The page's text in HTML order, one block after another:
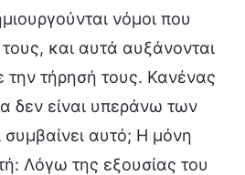
νόμοι που
και αυτά αυξάνονται
την τήρησή τους. Κανένας
δεν είναι υπεράνω των
αυτό; Η μόνη
Λόγω της εξουσίας του